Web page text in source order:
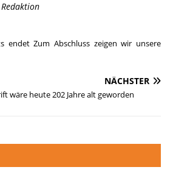
endet Zum Abschluss zeigen wir unsere
NÄCHSTER
wäre heute 202 Jahre alt geworden